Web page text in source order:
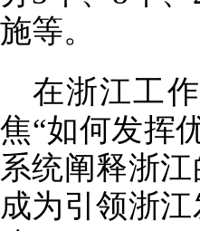
施等。
在浙江工
焦“如何发挥
系统阐释浙
成为引领浙